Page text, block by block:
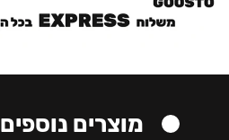
מוצרים נוספים